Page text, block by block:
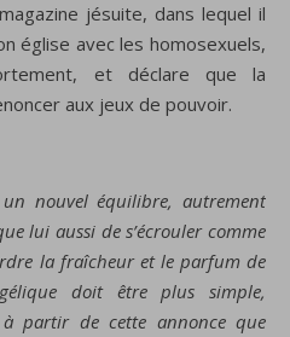
jésuite, dans lequel il
église avec les homosexuels,
et déclare que la
aux jeux de pouvoir.
nouvel équilibre, autrement
lui aussi de s’écrouler comme
la fraîcheur et le parfum de
doit être plus simple,
à partir de cette annonce que